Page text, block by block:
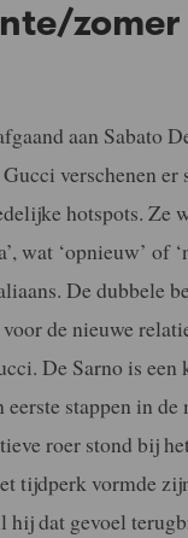
aan Sabato
verschenen er
hotspots. Ze
wat ‘opnieuw’ of
De dubbele
de nieuwe
De Sarno is een
stappen in de
roer stond bij
tijdperk vormde
dat gevoel